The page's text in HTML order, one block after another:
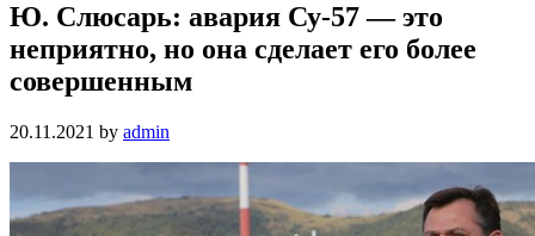
Ю. Слюсарь: авария Су-57 — это
неприятно, но она сделает его более
совершенным
20.11.2021 by admin